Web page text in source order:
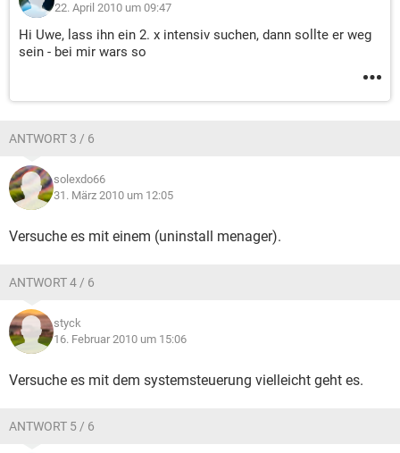
22. April 2010 um 09:47
Hi Uwe, lass ihn ein 2. x intensiv suchen, dann sollte er weg
sein - bei mir wars so
ANTWORT 3 / 6
solexdo66
31. März 2010 um 12:05
Versuche es mit einem (uninstall menager).
ANTWORT 4 / 6
styck
16. Februar 2010 um 15:06
Versuche es mit dem systemsteuerung vielleicht geht es.
ANTWORT 5 / 6